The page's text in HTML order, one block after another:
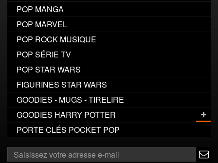
POP MANGA
POP MARVEL
POP ROCK MUSIQUE
POP SÉRIE TV
POP STAR WARS
FIGURINES STAR WARS
GOODIES - MUGS - TIRELIRE
GOODIES HARRY POTTER
PORTE CLÉS POCKET POP